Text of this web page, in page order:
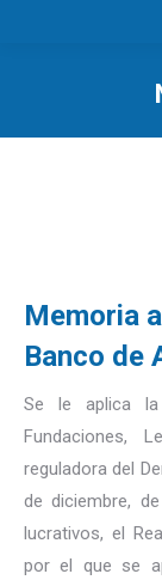
Memoria
Banco de
Se le aplica
Fundaciones,
reguladora del
de diciembre,
lucrativos, el
por el que se